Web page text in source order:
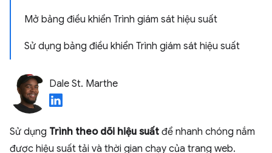
Mở bảng điều khiển Trình giám sát hiệu suất
Sử dụng bảng điều khiển Trình giám sát hiệu suất
Dale St. Marthe
Sử dụng Trình theo dõi hiệu suất để nhanh chóng nắm
được hiệu suất tải và thời gian chạy của trang web.